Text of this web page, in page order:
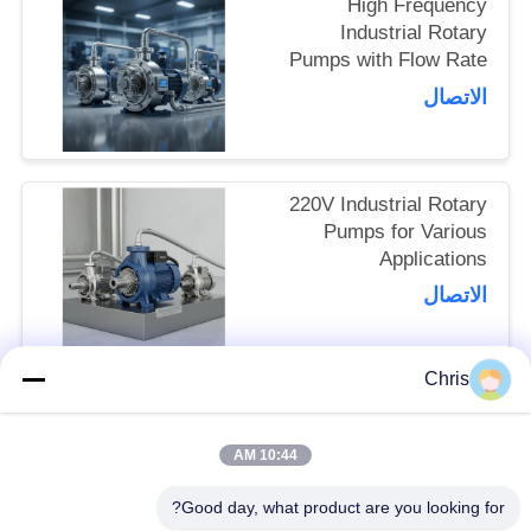
PRIVACY
POLICY
High Frequency
Industrial Rotary
Pumps with Flow Rate
and Pressure
الاتصال
220V Industrial Rotary
Pumps for Various
Applications
الاتصال
فئات شعبية
مادة غير منسوجة عجلة صناعية
Chris
10:44 AM
Good day, what product are you looking for?